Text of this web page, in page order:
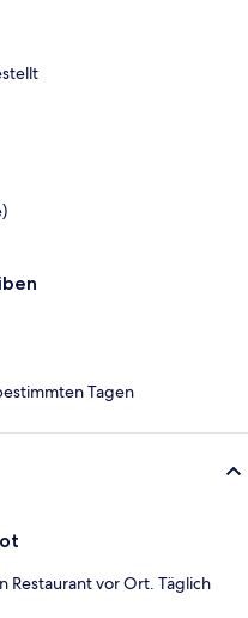
Tagen
Restaurant vor Ort. Täglich